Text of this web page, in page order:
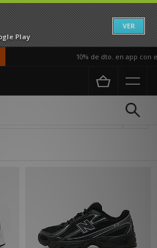
Play
VER
10% de dto. en app con el